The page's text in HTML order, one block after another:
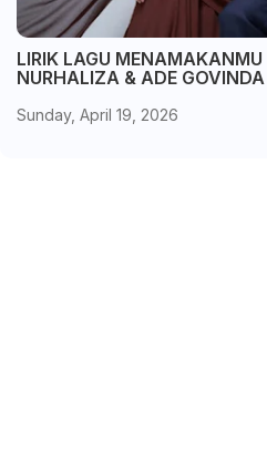
LIRIK LAGU
NURHALIZA & ADE GOVINDA
Sunday, April 19, 2026